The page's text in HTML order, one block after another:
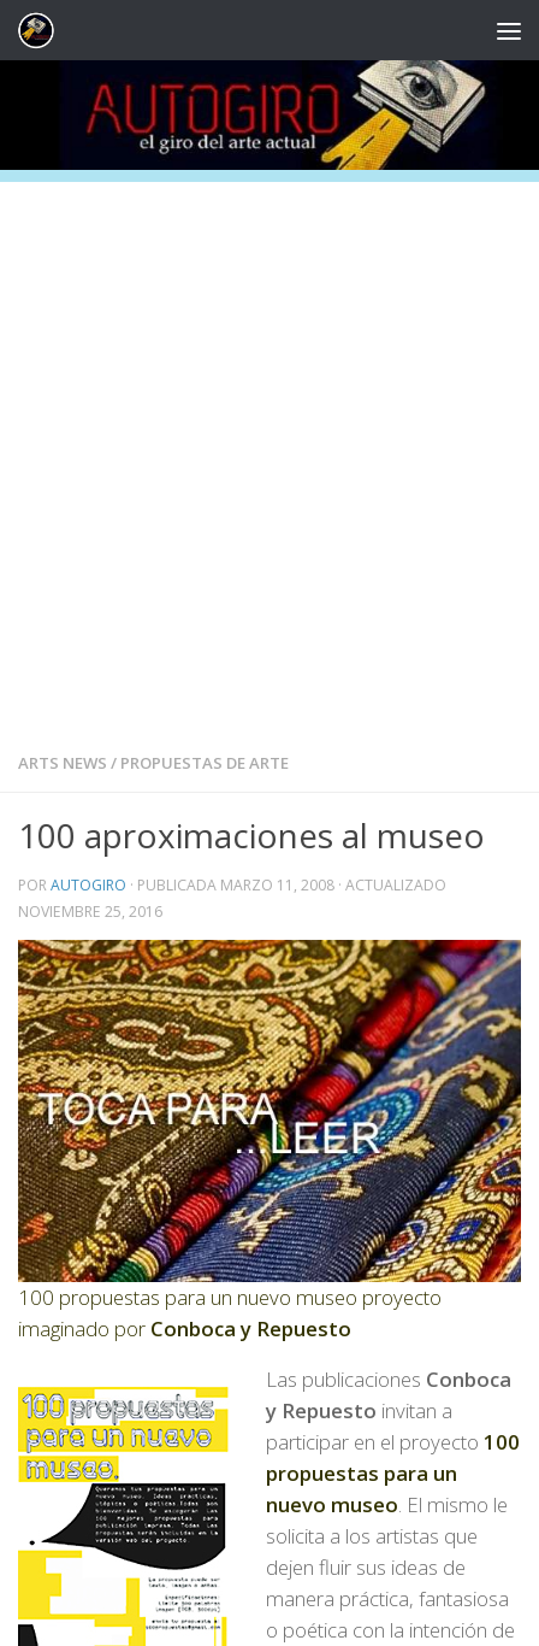
Saltar al contenido
ARTS NEWS / PROPUESTAS DE ARTE
100 aproximaciones al museo
PORAUTOGIRO · PUBLICADA MARZO 11, 2008 · ACTUALIZADO
NOVIEMBRE 25, 2016
100 propuestas para un nuevo museo proyecto
imaginado por Conboca y Repuesto
Las publicaciones Conboca
y Repuesto invitan a
participar en el proyecto 100
propuestas para un
nuevo museo. El mismo le
solicita a los artistas que
dejen fluir sus ideas de
manera práctica, fantasiosa
o poética con la intención de